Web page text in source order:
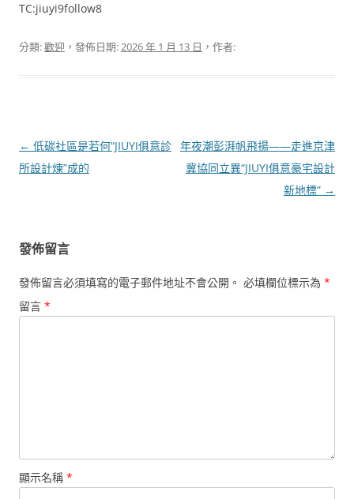
TC:jiuyi9follow8
分類:歡迎 ，發佈日期:2026 年 1 月 13 日 ，作者:
文
章
← 低碳社區是若何“JIUYI俱意診
所設計煉”成的
年夜潮彭湃帆飛揚——走進京津
冀協同立異“JIUYI俱意豪宅設計
新地標” →
發佈留言
發佈留言必須填寫的電子郵件地址不會公開。 必填欄位標示為 *
留言 *
顯示名稱 *